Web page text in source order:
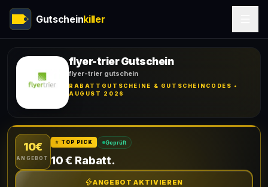
Gutscheinkiller
flyer-trier Gutschein
flyer-trier gutschein
RABATTGUTSCHEINE & GUTSCHEINCODES •
AUGUST 2026
10€
ANGEBOT
⭐ TOP PICK Geprüft
10 € Rabatt.
ANGEBOT AKTIVIEREN